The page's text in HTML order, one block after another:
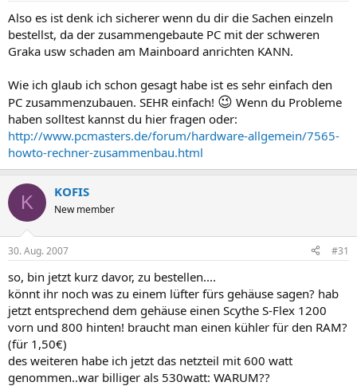
Also es ist denk ich sicherer wenn du dir die Sachen einzeln
bestellst, da der zusammengebaute PC mit der schweren
Graka usw schaden am Mainboard anrichten KANN.
Wie ich glaub ich schon gesagt habe ist es sehr einfach den
PC zusammenzubauen. SEHR einfach! 😉 Wenn du Probleme
haben solltest kannst du hier fragen oder:
http://www.pcmasters.de/forum/hardware-allgemein/7565-
howto-rechner-zusammenbau.html
K KOFIS
New member
30. Aug. 2007 #31
so, bin jetzt kurz davor, zu bestellen....
könnt ihr noch was zu einem lüfter fürs gehäuse sagen? hab
jetzt entsprechend dem gehäuse einen Scythe S-Flex 1200
vorn und 800 hinten! braucht man einen kühler für den RAM?
(für 1,50€)
des weiteren habe ich jetzt das netzteil mit 600 watt
genommen..war billiger als 530watt: WARUM??